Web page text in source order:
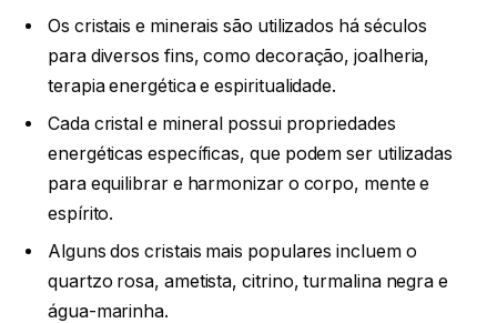
Os cristais e minerais são utilizados há séculos
para diversos fins, como decoração, joalheria,
terapia energética e espiritualidade.
Cada cristal e mineral possui propriedades
energéticas específicas, que podem ser utilizadas
para equilibrar e harmonizar o corpo, mente e
espírito.
Alguns dos cristais mais populares incluem o
quartzo rosa, ametista, citrino, turmalina negra e
água-marinha.